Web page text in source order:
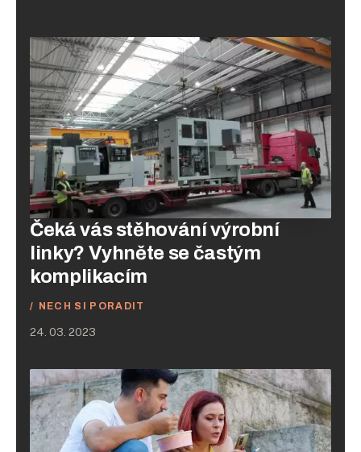
Čeká vás stěhování výrobní
linky? Vyhněte se častým
komplikacím
NECH SI PORADIT
24. 03. 2023